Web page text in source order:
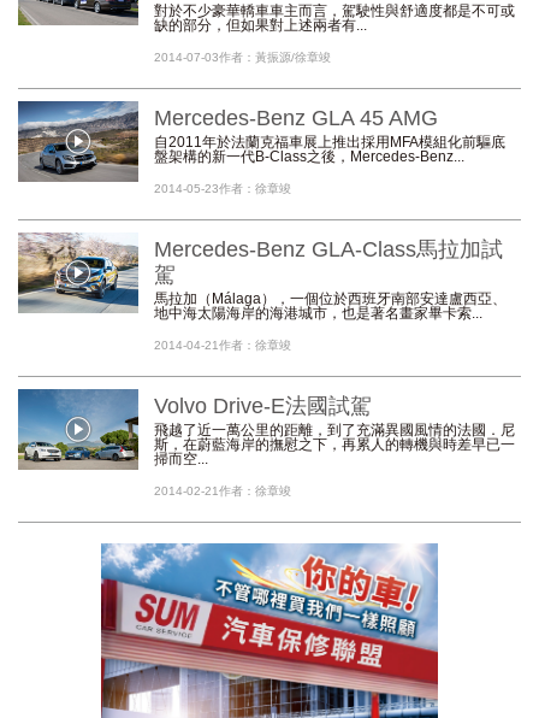
對於不少豪華轎車車主而言，駕駛性與舒適度都是不可或
缺的部分，但如果對上述兩者有...
2014-07-03作者：黃振源/徐章竣
Mercedes-Benz GLA 45 AMG
自2011年於法蘭克福車展上推出採用MFA模組化前驅底
盤架構的新一代B-Class之後，Mercedes-Benz...
2014-05-23作者：徐章竣
Mercedes-Benz GLA-Class馬拉加試
駕
馬拉加（Málaga），一個位於西班牙南部安達盧西亞、
地中海太陽海岸的海港城市，也是著名畫家畢卡索...
2014-04-21作者：徐章竣
Volvo Drive-E法國試駕
飛越了近一萬公里的距離，到了充滿異國風情的法國．尼
斯，在蔚藍海岸的撫慰之下，再累人的轉機與時差早已一
掃而空...
2014-02-21作者：徐章竣